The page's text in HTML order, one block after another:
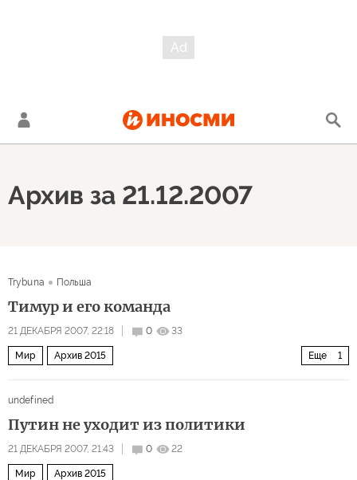
Архив за 21.12.2007
Trybuna Польша
Тимур и его команда
21 ДЕКАБРЯ 2007, 22:18 0 33
Еще 1
Мир Архив 2015
undefined
Путин не уходит из политики
21 ДЕКАБРЯ 2007, 21:43 0 22
Мир Архив 2015